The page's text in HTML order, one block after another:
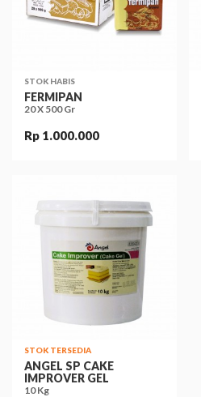
STOK HABIS
FERMIPAN
20 X 500 Gr
Rp 1.000.000
STOK TERSEDIA
ANGEL SP CAKE
IMPROVER GEL
10 Kg